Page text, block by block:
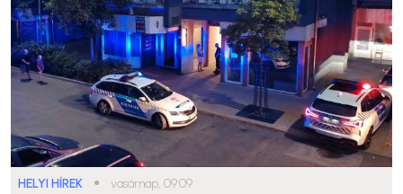
HELYI HÍREK ● vasárnap, 09:09